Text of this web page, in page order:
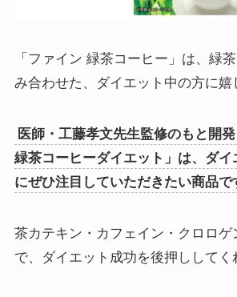
「ファイン 緑茶コーヒー」は、緑
み合わせた、ダイエット中の方に嬉
医師・工藤孝文先生監修のもと開
緑茶コーヒーダイエット」は、ダ
にぜひ注目していただきたい商品で
茶カテキン・カフェイン・クロロゲ
で、ダイエット成功を後押ししてく